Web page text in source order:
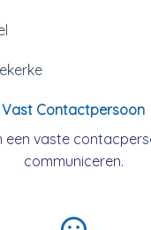
Vast Contactpersoon
een vaste
communiceren.